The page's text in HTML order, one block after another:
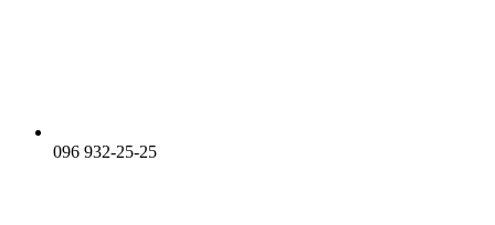
096 932-25-25